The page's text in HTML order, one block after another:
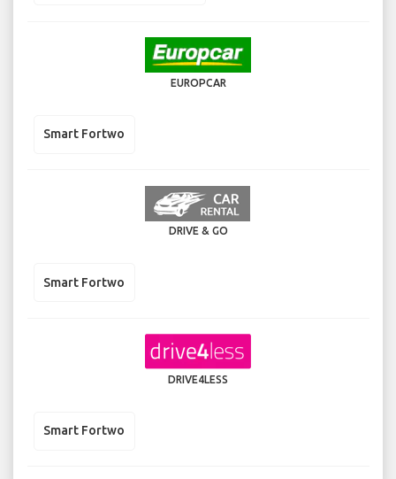
EUROPCAR
Smart Fortwo
DRIVE & GO
Smart Fortwo
DRIVE4LESS
Smart Fortwo